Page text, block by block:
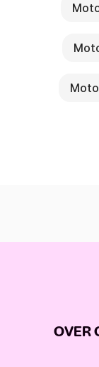
OVER